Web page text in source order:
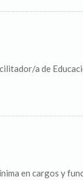
a de
en cargos y